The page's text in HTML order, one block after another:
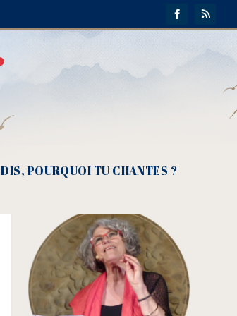
DIS, POURQUOI TU CHANTES ?